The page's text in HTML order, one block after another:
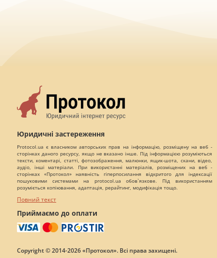
Юридичні застереження
Protocol.ua є власником авторських прав на інформацію, розміщену на веб -
сторінках даного ресурсу, якщо не вказано інше. Під інформацією розуміються
тексти, коментарі, статті, фотозображення, малюнки, ящик-шота, скани, відео,
аудіо, інші матеріали. При використанні матеріалів, розміщених на веб -
сторінках «Протокол» наявність гіперпосилання відкритого для індексації
пошуковими системами на protocol.ua обов`язкове. Під використанням
розуміється копіювання, адаптація, рерайтинг, модифікація тощо.
Повний текст
Приймаємо до оплати
Copyright © 2014-2026 «Протокол». Всі права захищені.